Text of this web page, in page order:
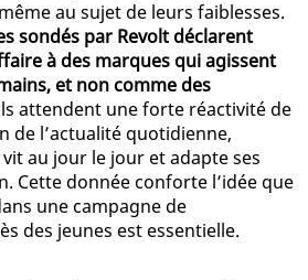
au sujet de leurs faiblesses.
sondés par Revolt déclarent
à des marques qui agissent
et non comme des
attendent une forte réactivité de
de l’actualité quotidienne,
au jour le jour et adapte ses
Cette donnée conforte l’idée que
une campagne de
des jeunes est essentielle.